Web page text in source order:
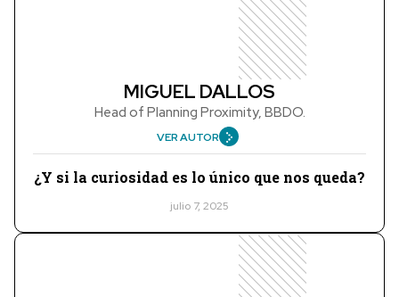
MIGUEL DALLOS
Head of Planning Proximity, BBDO.
VER AUTOR
¿Y si la curiosidad es lo único que nos queda?
julio 7, 2025